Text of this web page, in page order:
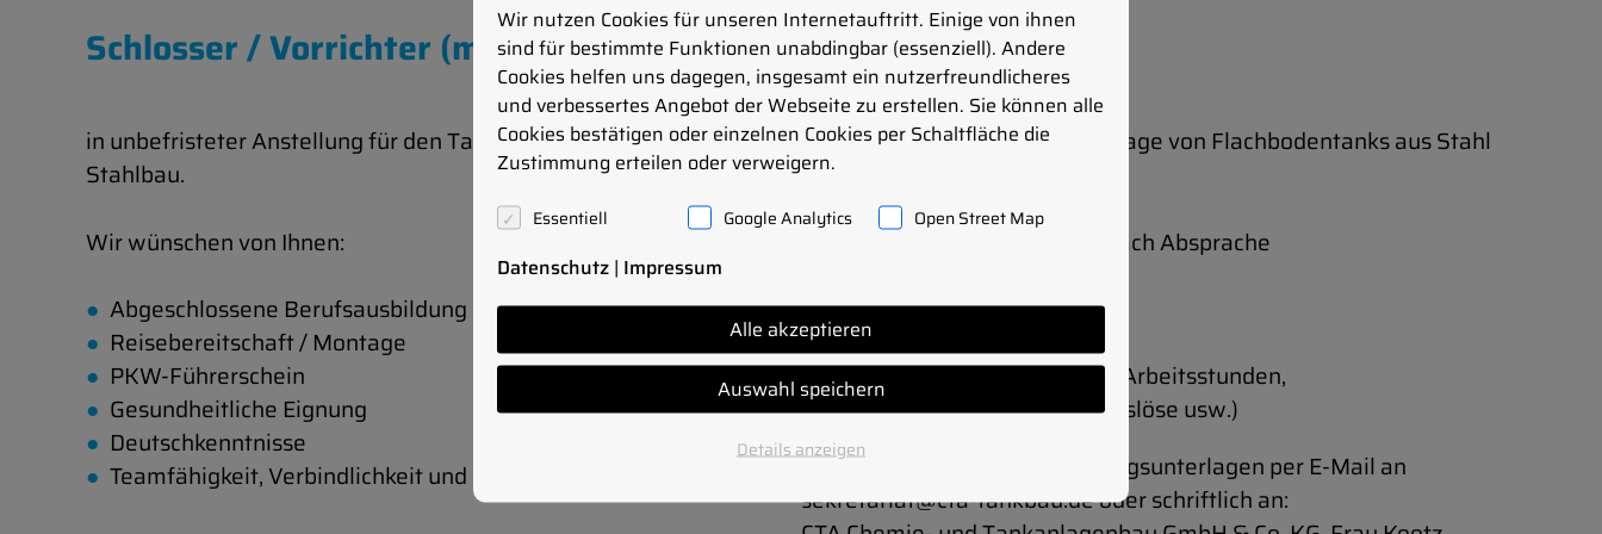
Schlosser / Vorrichter (m/w/d)
in unbefristeter Anstellung für den Tank-, Rohrleitungs- und
Stahlbau.
Wir wünschen von Ihnen:
Abgeschlossene Berufsausbildung in der Metallbranche
Reisebereitschaft / Montage
PKW-Führerschein
Gesundheitliche Eignung
Deutschkenntnisse
Teamfähigkeit, Verbindlichkeit und Zuverlässigkeit
Ihre Tätigkeit umfasst die Montage von Flachbodentanks aus Stahl
und Edelstahl auf Baustellen.
Eintrittstermin: sofort oder nach Absprache
Arbeitszeit: Vollzeit
Arbeitsort: Montagetätigkeit
Vergütung: nach geleisteten Arbeitsstunden,
Aufwandsentschädigung (Auslöse usw.)
Bitte richten Sie Ihre Bewerbungsunterlagen per E-Mail an
sekretariat@cta-tankbau.de oder schriftlich an:
Wir nutzen Cookies für unseren Internetauftritt. Einige von ihnen
sind für bestimmte Funktionen unabdingbar (essenziell). Andere
Cookies helfen uns dagegen, insgesamt ein nutzerfreundlicheres
und verbessertes Angebot der Webseite zu erstellen. Sie können alle
Cookies bestätigen oder einzelnen Cookies per Schaltfläche die
Zustimmung erteilen oder verweigern.
Essentiell Google Analytics Open Street Map
Datenschutz | Impressum
Alle akzeptieren
Auswahl speichern
Details anzeigen